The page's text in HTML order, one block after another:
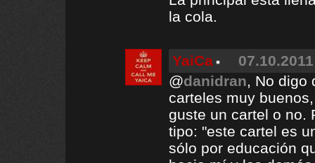
la cola.
YaiCa
@danidran, No digo
carteles muy
guste un cartel o no.
tipo: "este cartel es
sólo por educación